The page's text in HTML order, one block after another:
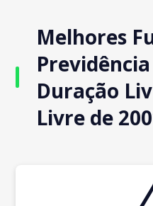
Melhores
Duração
Livre de